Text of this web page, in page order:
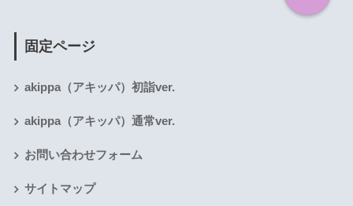
固定ページ
akippa（アキッパ）初詣ver.
akippa（アキッパ）通常ver.
お問い合わせフォーム
サイトマップ